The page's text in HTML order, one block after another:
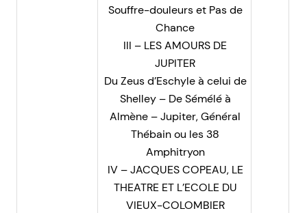
Souffre-douleurs et Pas de
Chance
III – LES AMOURS DE
JUPITER
Du Zeus d’Eschyle à celui de
Shelley – De Sémélé à
Almène – Jupiter, Général
Thébain ou les 38
Amphitryon
IV – JACQUES COPEAU, LE
THEATRE ET L’ECOLE DU
VIEUX-COLOMBIER